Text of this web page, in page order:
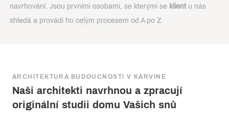
navrhování. Jsou prvními osobami, se kterými se klient u nás
shledá a provádí ho celým procesem od A po Z.
ARCHITEKTURA BUDOUCNOSTI V KARVINÉ
Naši architekti navrhnou a zpracují
originální studii domu Vašich snů